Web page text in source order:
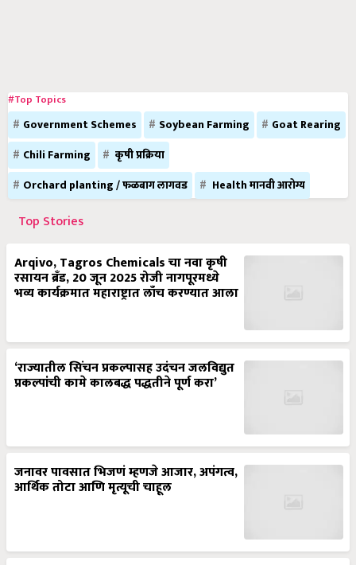
#Top Topics
Government Schemes Soybean Farming
Goat Rearing
Chili Farming
कृषी प्रक्रिया
Orchard planting / फळबाग लागवड
Health मानवी आरोग्य
Top Stories
Arqivo, Tagros Chemicals चा नवा कृषी
रसायन ब्रँड, 20 जून 2025 रोजी नागपूरमध्ये
भव्य कार्यक्रमात महाराष्ट्रात लाँच करण्यात आला
‘राज्यातील सिंचन प्रकल्पासह उदंचन जलविद्युत
प्रकल्पांची कामे कालबद्ध पद्धतीने पूर्ण करा’
जनावर पावसात भिजणं म्हणजे आजार, अपंगत्व,
आर्थिक तोटा आणि मृत्यूची चाहूल